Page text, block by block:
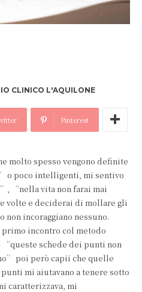
CLINICO L'AQUILONE
Pinterest
molto spesso vengono definite
o poco intelligenti, mi sentivo
“nella vita non farai mai
volte e deciderai di mollare gli
incoraggiano nessuno.
incontro col metodo
schede dei punti non
poi però capii che quelle
mi aiutavano a tenere sotto
caratterizzava, mi